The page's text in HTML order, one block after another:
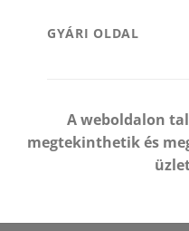
GYÁRI OLDAL
A weboldalon
megtekinthetik és